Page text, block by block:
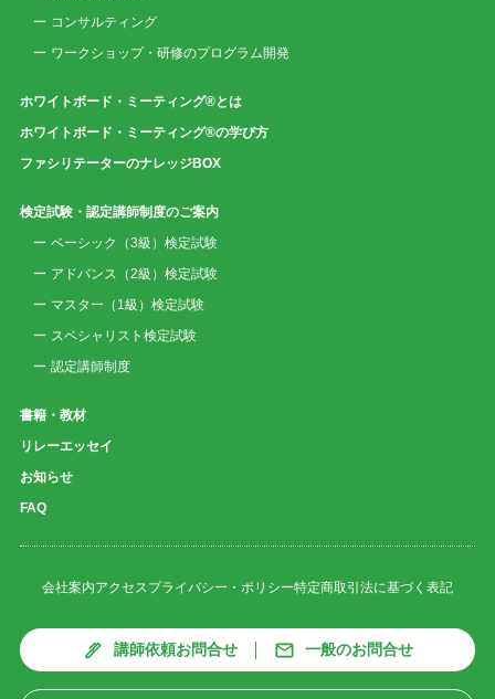
コンサルティング
ワークショップ・研修のプログラム開発
ホワイトボード・ミーティング®とは
ホワイトボード・ミーティング®の学び方
ファシリテーターのナレッジBOX
検定試験・認定講師制度のご案内
ベーシック（3級）検定試験
アドバンス（2級）検定試験
マスター（1級）検定試験
スペシャリスト検定試験
認定講師制度
書籍・教材
リレーエッセイ
お知らせ
FAQ
会社案内アクセスプライバシー・ポリシー特定商取引法に基づく表記
講師依頼お問合せ 一般のお問合せ